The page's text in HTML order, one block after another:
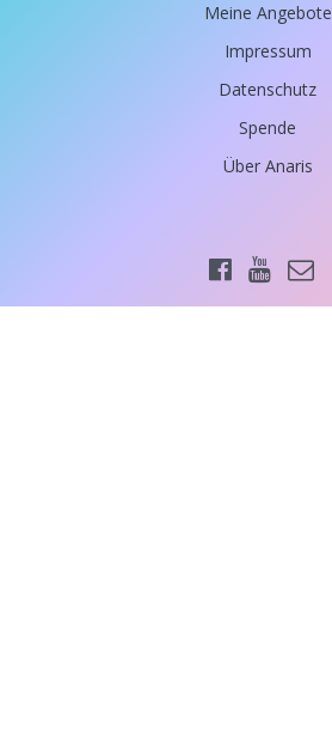
Meine Angebote
Impressum
Datenschutz
Spende
Über Anaris